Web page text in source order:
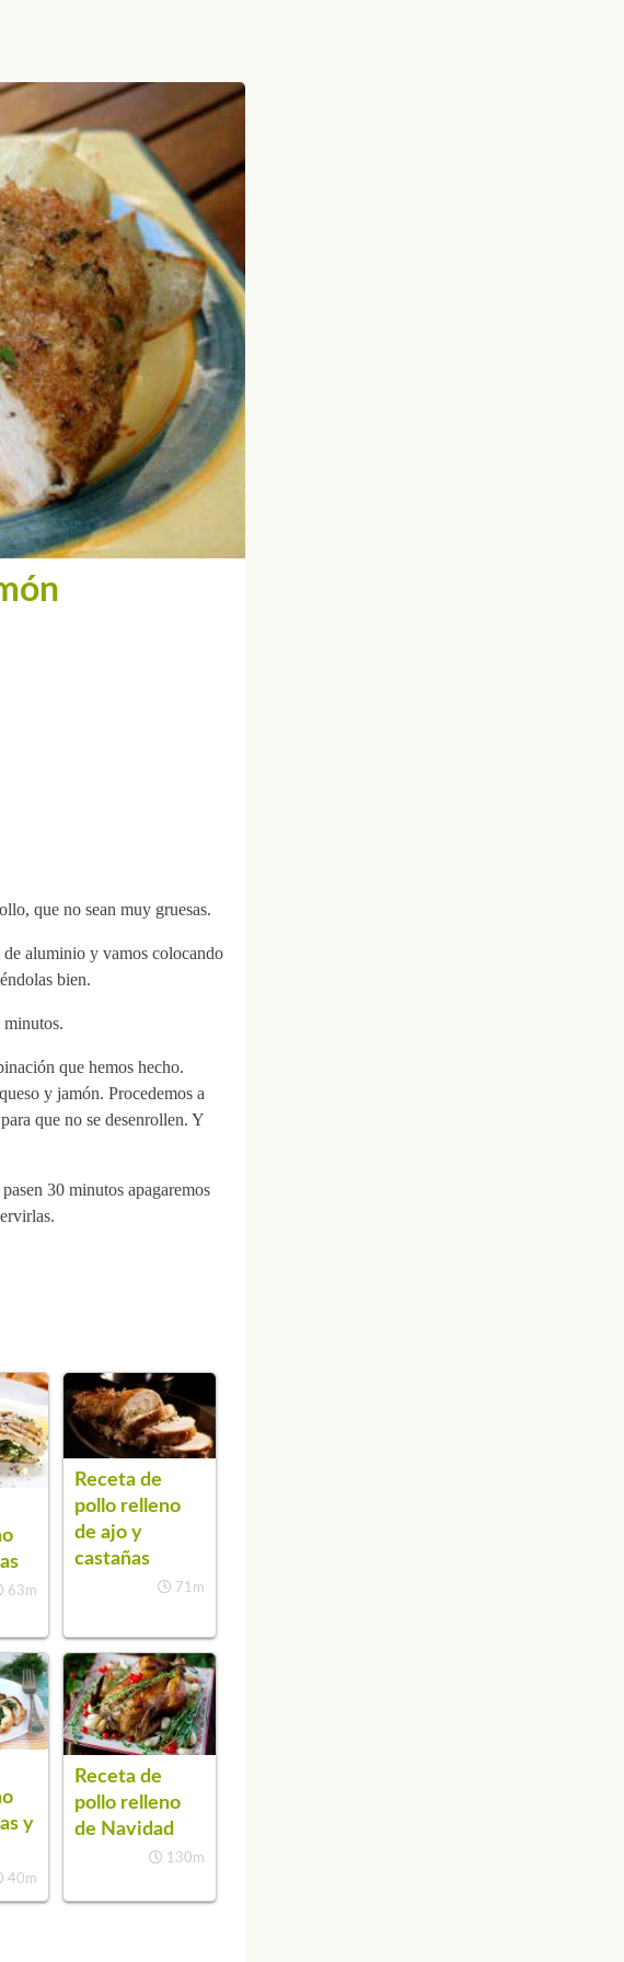
que no sean muy gruesas.
aluminio y vamos colocando
bien.
minutos.
que hemos hecho.
y jamón. Procedemos a
que no se desenrollen. Y
30 minutos apagaremos
63m
Receta de
pollo relleno
de ajo y
castañas
71m
y
40m
Receta de
pollo relleno
de Navidad
130m